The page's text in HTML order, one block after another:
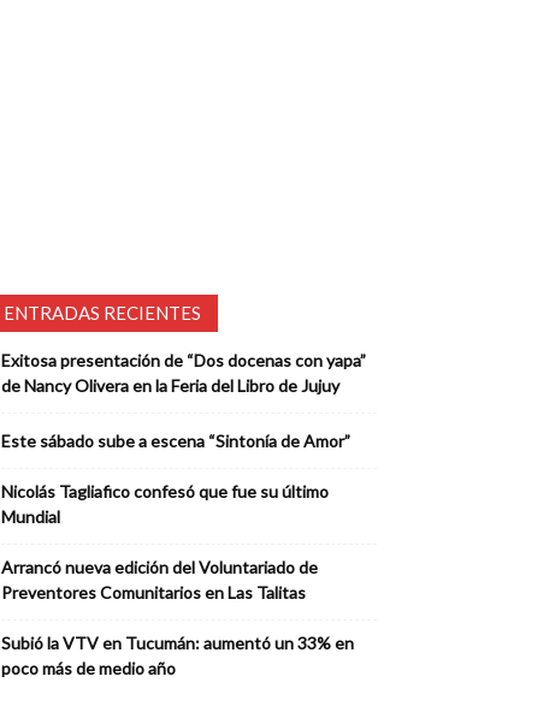
ENTRADAS RECIENTES
Exitosa presentación de “Dos docenas con yapa”
de Nancy Olivera en la Feria del Libro de Jujuy
Este sábado sube a escena “Sintonía de Amor”
Nicolás Tagliafico confesó que fue su último
Mundial
Arrancó nueva edición del Voluntariado de
Preventores Comunitarios en Las Talitas
Subió la VTV en Tucumán: aumentó un 33% en
poco más de medio año